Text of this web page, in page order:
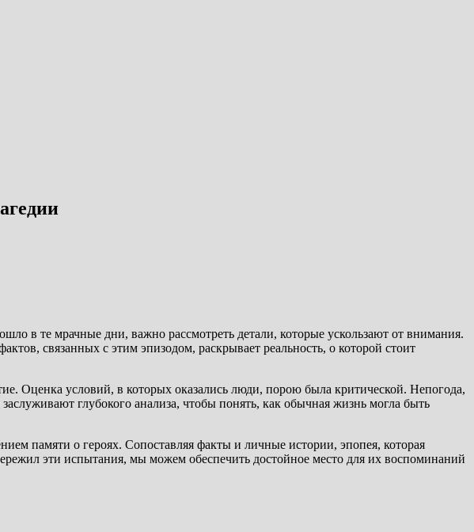
в те мрачные дни, важно рассмотреть детали, которые ускользают от внимания.
связанных с этим эпизодом, раскрывает реальность, о которой стоит
Оценка условий, в которых оказались люди, порою была критической. Непогода,
глубокого анализа, чтобы понять, как обычная жизнь могла быть
памяти о героях. Сопоставляя факты и личные истории, эпопея, которая
эти испытания, мы можем обеспечить достойное место для их воспоминаний